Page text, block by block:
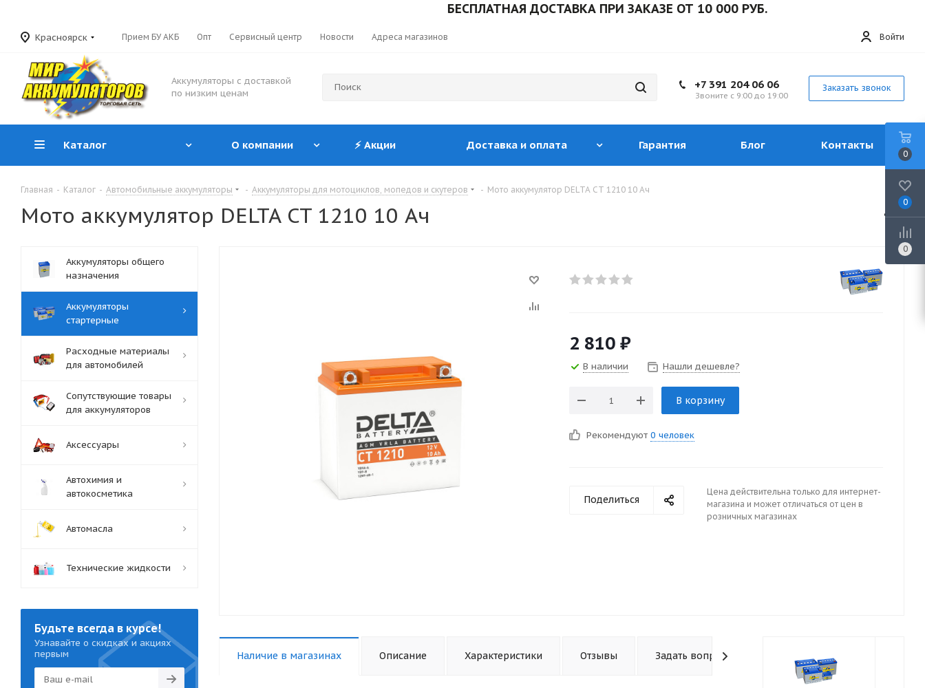
БЕСПЛАТНАЯ ДОСТАВКА ПРИ ЗАКАЗЕ ОТ 10 000 РУБ.
Красноярск Прием БУ АКБ Опт Сервисный центр Новости Адреса магазинов Войти
Аккумуляторы с доставкой
по низким ценам
+7 391 204 06 06
Звоните с 9:00 до 19:00
Заказать звонок
Каталог О компании ⚡ Акции Доставка и оплата Гарантия Блог Контакты
Главная - Каталог - Автомобильные аккумуляторы - Аккумуляторы для мотоциклов, мопедов и скутеров - Мото аккумулятор DELTA CT 1210 10 Ач
Мото аккумулятор DELTA CT 1210 10 Ач
2 810 ₽
В наличии Нашли дешевле?
В корзину
Рекомендуют 0 человек
Поделиться
Цена действительна только для интернет-
магазина и может отличаться от цен в
розничных магазинах
Наличие в магазинах Описание Характеристики Отзывы Задать вопрос
Аккумуляторы общего
назначения
Аккумуляторы
стартерные
Расходные материалы
для автомобилей
Сопутствующие товары
для аккумуляторов
Аксессуары
Автохимия и
автокосметика
Автомасла
Технические жидкости
Будьте всегда в курсе!
Узнавайте о скидках и акциях
первым
0
0
0